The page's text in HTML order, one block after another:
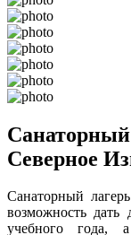
Санаторный
Северное
Санаторный
возможность дать
учебного года,